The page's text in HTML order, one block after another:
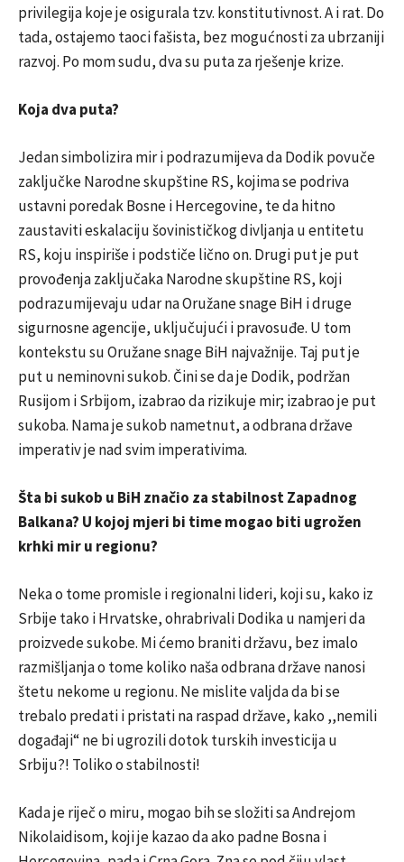
privilegija koje je osigurala tzv. konstitutivnost. A i rat. Do
tada, ostajemo taoci fašista, bez mogućnosti za ubrzaniji
razvoj. Po mom sudu, dva su puta za rješenje krize.
Koja dva puta?
Jedan simbolizira mir i podrazumijeva da Dodik povuče
zaključke Narodne skupštine RS, kojima se podriva
ustavni poredak Bosne i Hercegovine, te da hitno
zaustaviti eskalaciju šovinističkog divljanja u entitetu
RS, koju inspiriše i podstiče lično on. Drugi put je put
provođenja zaključaka Narodne skupštine RS, koji
podrazumijevaju udar na Oružane snage BiH i druge
sigurnosne agencije, uključujući i pravosuđe. U tom
kontekstu su Oružane snage BiH najvažnije. Taj put je
put u neminovni sukob. Čini se da je Dodik, podržan
Rusijom i Srbijom, izabrao da rizikuje mir; izabrao je put
sukoba. Nama je sukob nametnut, a odbrana države
imperativ je nad svim imperativima.
Šta bi sukob u BiH značio za stabilnost Zapadnog
Balkana? U kojoj mjeri bi time mogao biti ugrožen
krhki mir u regionu?
Neka o tome promisle i regionalni lideri, koji su, kako iz
Srbije tako i Hrvatske, ohrabrivali Dodika u namjeri da
proizvede sukobe. Mi ćemo braniti državu, bez imalo
razmišljanja o tome koliko naša odbrana države nanosi
štetu nekome u regionu. Ne mislite valjda da bi se
trebalo predati i pristati na raspad države, kako ,,nemili
događaji“ ne bi ugrozili dotok turskih investicija u
Srbiju?! Toliko o stabilnosti!
Kada je riječ o miru, mogao bih se složiti sa Andrejom
Nikolaidisom, koji je kazao da ako padne Bosna i